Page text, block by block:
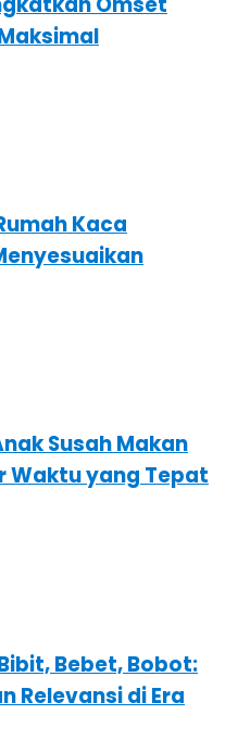
Kaca
Susah Makan
Waktu yang Tepat
Bebet, Bobot:
Relevansi di Era